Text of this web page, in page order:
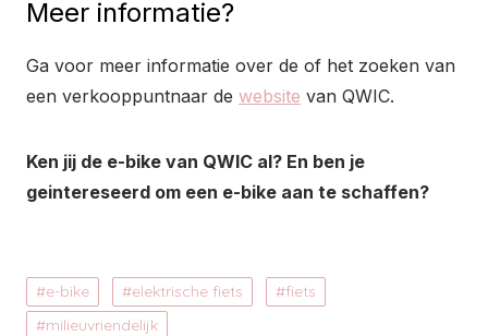
Meer informatie?
Ga voor meer informatie over de of het zoeken van
een verkooppuntnaar de website van QWIC.
Ken jij de e-bike van QWIC al? En ben je
geintereseerd om een e-bike aan te schaffen?
e-bike elektrische fiets
fiets
milieuvriendelijk